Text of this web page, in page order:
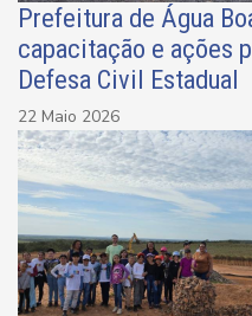
Prefeitura de Água
capacitação e ações
Defesa Civil Estadual
22 Maio 2026